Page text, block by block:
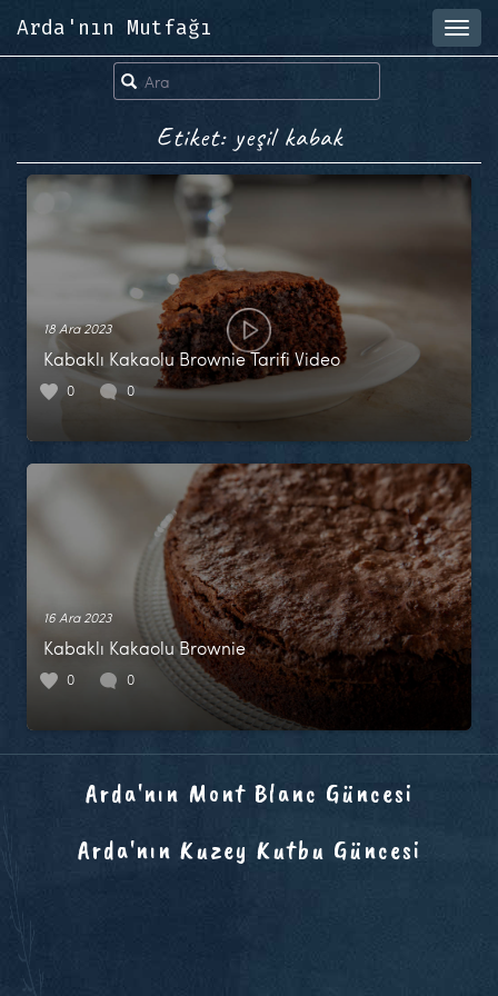
Arda'nın Mutfağı
Etiket: yeşil kabak
18 Ara 2023
Kabaklı Kakaolu Brownie Tarifi Video
0 0
16 Ara 2023
Kabaklı Kakaolu Brownie
0 0
Arda'nın Mont Blanc Güncesi
Arda'nın Kuzey Kutbu Güncesi